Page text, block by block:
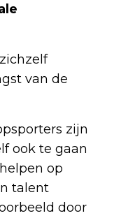
van de
zijn
ook te gaan
op
talent
door